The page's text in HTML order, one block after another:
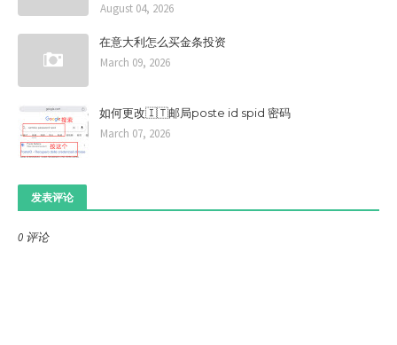
August 04, 2026
在意大利怎么买金条投资
March 09, 2026
如何更改🇮🇹邮局poste id spid 密码
March 07, 2026
发表评论
0 评论